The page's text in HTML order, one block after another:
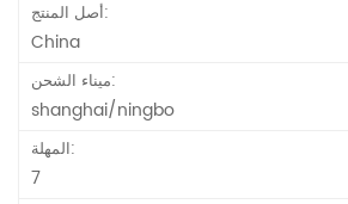
أصل المنتج:
China
ميناء الشحن:
shanghai/ningbo
المهلة:
7